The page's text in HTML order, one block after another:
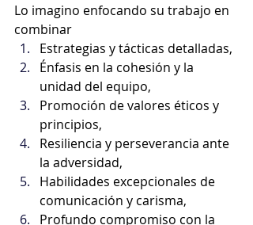
Lo imagino enfocando su trabajo en
combinar
Estrategias y tácticas detalladas,
Énfasis en la cohesión y la
unidad del equipo,
Promoción de valores éticos y
principios,
Resiliencia y perseverancia ante
la adversidad,
Habilidades excepcionales de
comunicación y carisma,
Profundo compromiso con la